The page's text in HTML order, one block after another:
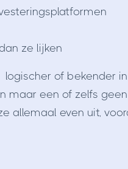
ze lijken
of bekender
maar een of zelfs
allemaal even uit,